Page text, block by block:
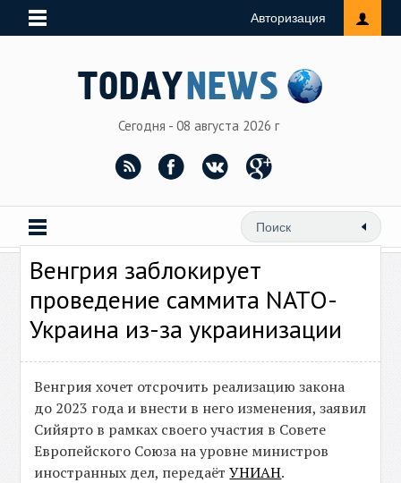
Авторизация
Сегодня - 08 августа 2026 г
Венгрия заблокирует
проведение саммита NATO-
Украина из-за украинизации
Венгрия хочет отсрочить реализацию закона
до 2023 года и внести в него изменения, заявил
Сийярто в рамках своего участия в Совете
Европейского Союза на уровне министров
иностранных дел, передаётУНИАН.